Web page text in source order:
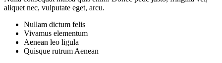
aliquet nec, vulputate eget, arcu.
Nullam dictum felis
Vivamus elementum
Aenean leo ligula
Quisque rutrum Aenean